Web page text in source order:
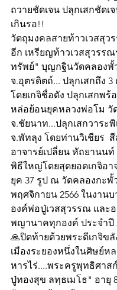
ถวายชัดเจน ปลุกเสกชัดเ
เกินรอ!!
วัตถุมงคลสายท้าวเวสสุว
อีก เหรียญท้าวเวสสุวรร
ทรัพย์" บุญกฐินวัดคลองพั้
จ.อุตรดิตถ์... ปลุกเสกถึง 3
โดยเกจิชื่อดัง ปลุกเสกพ
หล่อย้อนยุคหลวงพ่อโม วั
จ.ชัยนาท...ปลุกเสกวาระ
จ.พัทลุง โดยท่านวิเชียร
อาจารย์เปลี่ยน หัถยานนท์
พิธีใหญ่โดยสุดยอดเกจิอา
ยุค 37 รูป ณ วัดคลองกะพั้
พฤศจิกายน 2566 ในงาน
องค์พ่อปู่เวสสุวรรณ และ
พญานาคทุกองค์ ประจำปี
🙏ปิดท้ายด้วยพระดีเกจิข
เมืองระยองหนึ่งในศิษย์ห
หารไร่....พระครูพุทธิศา
ปู่ทองสุข ลทฺธเมโธ" อายุ